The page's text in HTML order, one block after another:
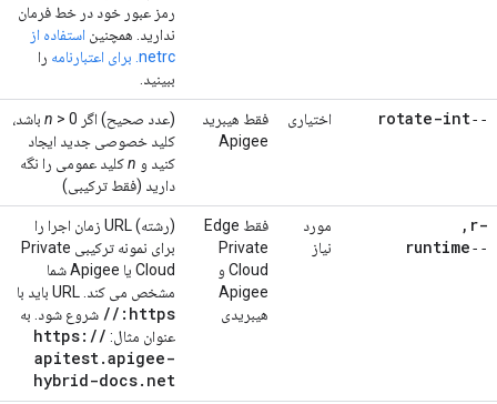
رمز عبور خود در خط فرمان
ندارید. همچنین استفاده از
netrc. برای اعتبارنامه
را
ببینید.
‑‑rotate-int اختیاری
فقط هیبرید
Apigee
(عدد صحیح) اگر n > 0 باشد،
کلید خصوصی جدید ایجاد
کنید و nکلید عمومی را نگه
دارید (فقط ترکیبی)
-r
,
‑‑runtime
مورد
نیاز
فقط Edge
Private
Cloud و
Apigee
هیبریدی
(رشته) URL زمان اجرا را
برای نمونه ترکیبی Private
Cloud یا Apigee شما
مشخص می کند. URL باید با
https:
/
/ شروع شود. به
عنوان مثال:
https: //
apitest.apigee-
hybrid-docs. net